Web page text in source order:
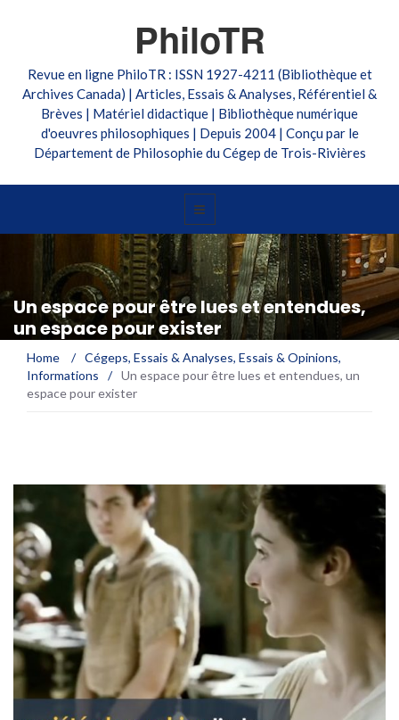
PhiloTR
Revue en ligne PhiloTR : ISSN 1927-4211 (Bibliothèque et
Archives Canada) | Articles, Essais & Analyses, Référentiel &
Brèves | Matériel didactique | Bibliothèque numérique
d'oeuvres philosophiques | Depuis 2004 | Conçu par le
Département de Philosophie du Cégep de Trois-Rivières
Un espace pour être lues et entendues,
un espace pour exister
Home / Cégeps, Essais & Analyses, Essais & Opinions,
Informations
/ Un espace pour être lues et entendues, un
espace pour exister